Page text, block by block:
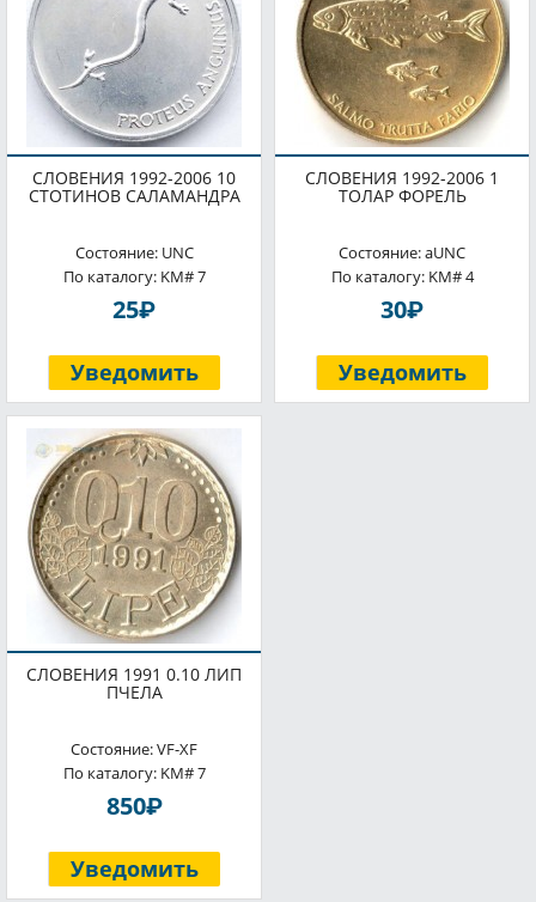
СЛОВЕНИЯ 1992-2006 10
СТОТИНОВ САЛАМАНДРА
Состояние: UNC
По каталогу: KM# 7
25P
Уведомить
СЛОВЕНИЯ 1992-2006 1
ТОЛАР ФОРЕЛЬ
Состояние: aUNC
По каталогу: KM# 4
30P
Уведомить
СЛОВЕНИЯ 1991 0.10 ЛИП
ПЧЕЛА
Состояние: VF-XF
По каталогу: KM# 7
850P
Уведомить